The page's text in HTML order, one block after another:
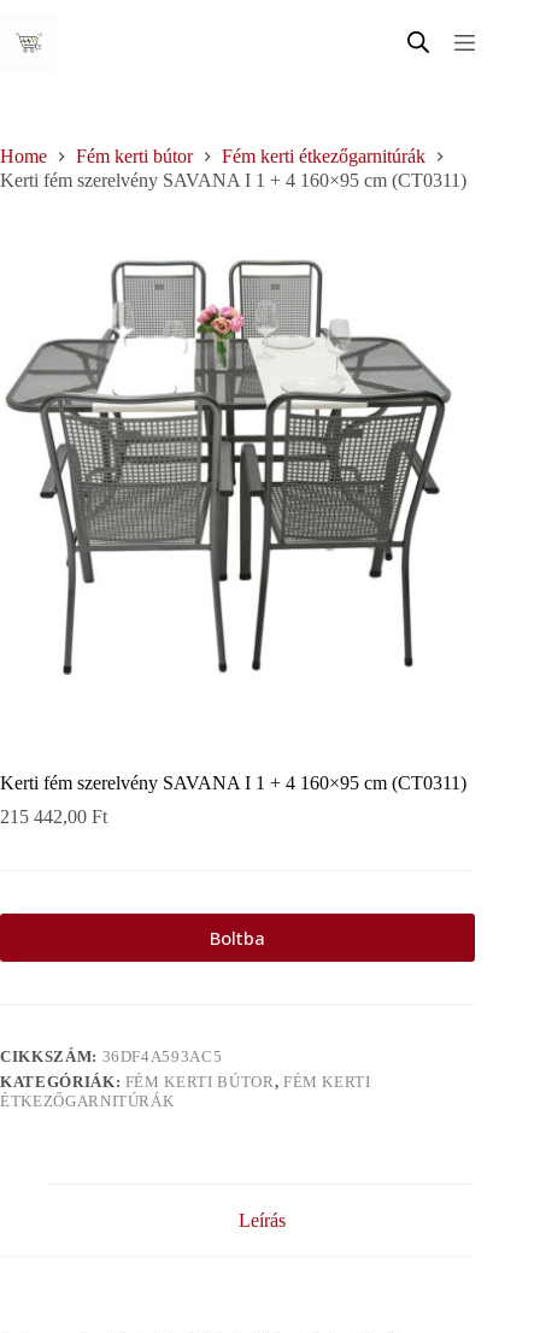
content
Home Fém kerti bútor
Fém kerti étkezőgarnitúrák
Kerti fém szerelvény SAVANA I 1 + 4 160×95 cm (CT0311)
Kerti fém szerelvény SAVANA I 1 + 4 160×95 cm (CT0311)
215 442,00 Ft
Boltba
CIKKSZÁM: 36DF4A593AC5
KATEGÓRIÁK: FÉM KERTI BÚTOR , FÉM KERTI
ÉTKEZŐGARNITÚRÁK
Leírás